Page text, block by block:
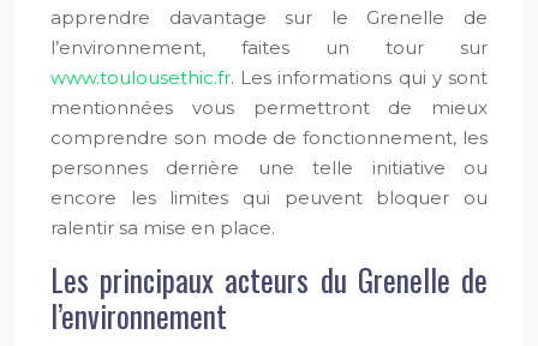
apprendre davantage sur le Grenelle de
l’environnement, faites un tour sur
www.toulousethic.fr. Les informations qui y sont
mentionnées vous permettront de mieux
comprendre son mode de fonctionnement, les
personnes derrière une telle initiative ou
encore les limites qui peuvent bloquer ou
ralentir sa mise en place.
Les principaux acteurs du Grenelle de
l’environnement